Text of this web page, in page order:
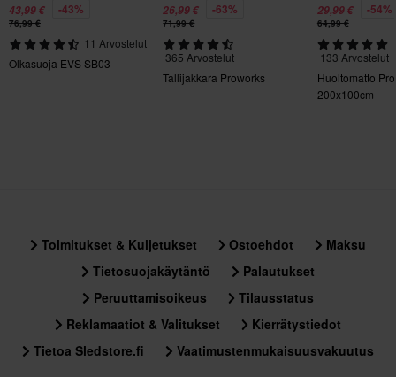
43,99 € -43%
76,99 €
11 Arvostelut
Olkasuoja EVS SB03
26,99 € -63%
71,99 €
365 Arvostelut
Tallijakkara Proworks
29,99 € -54%
64,99 €
133 Arvostelut
Huoltomatto
200x100cm
Toimitukset & Kuljetukset Ostoehdot
Maksu
Tietosuojakäytäntö
Palautukset
Peruuttamisoikeus
Tilausstatus
Reklamaatiot & Valitukset
Kierrätystiedot
Tietoa Sledstore.fi
Vaatimustenmukaisuusvakuutus